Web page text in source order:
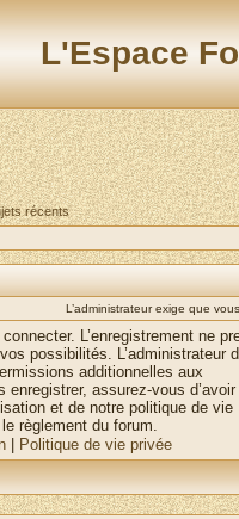
L'Espace
récents
L’administrateur exige que
L’enregistrement ne
possibilités. L’administrateur
additionnelles aux
assurez-vous
et de notre politique de vie
règlement du forum.
Politique de vie privée